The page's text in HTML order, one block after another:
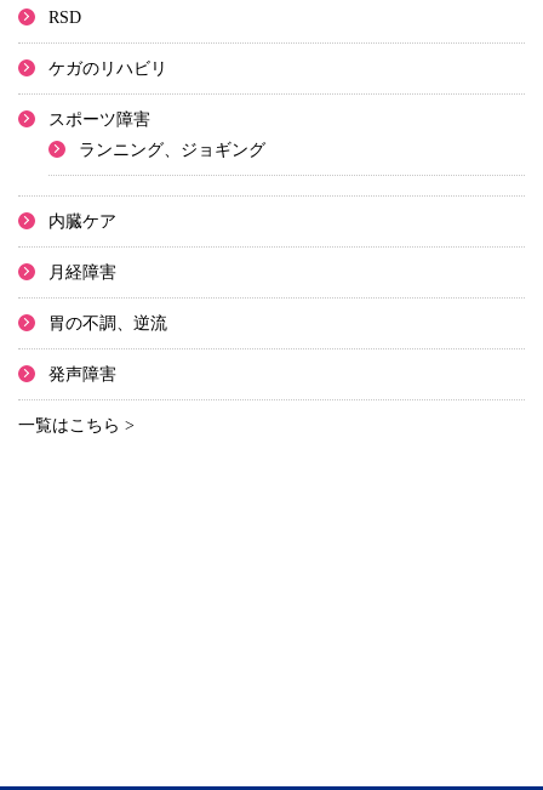
RSD
ケガのリハビリ
スポーツ障害
ランニング、ジョギング
内臓ケア
月経障害
胃の不調、逆流
発声障害
一覧はこちら >